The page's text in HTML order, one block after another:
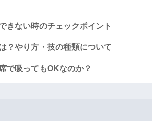
きない時のチェックポイント
？やり方・技の種類について
で吸ってもOKなのか？